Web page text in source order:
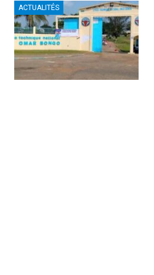
ACTUALITÉS